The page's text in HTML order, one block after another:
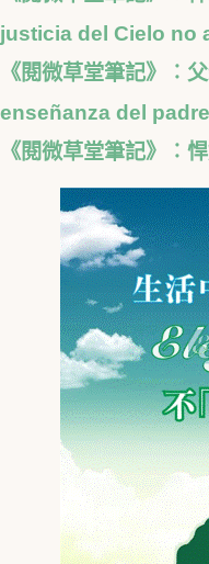
justicia del Cielo no
《閱微草堂筆記》︰
enseñanza del padre
《閱微草堂筆記》︰